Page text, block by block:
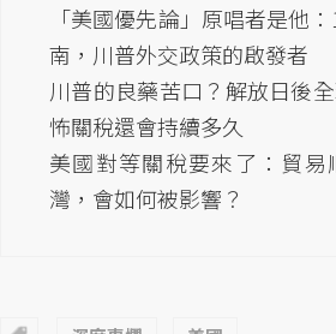
「美國優先論」原唱者是他
南，川普外交政策的啟發者
川普的良藥苦口？解放日後
怖關稅還會持續多久
美國對等關稅要來了：貿易
灣，會如何被影響？